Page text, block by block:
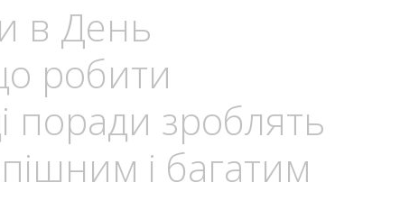
в День
робити
зроблять
і багатим